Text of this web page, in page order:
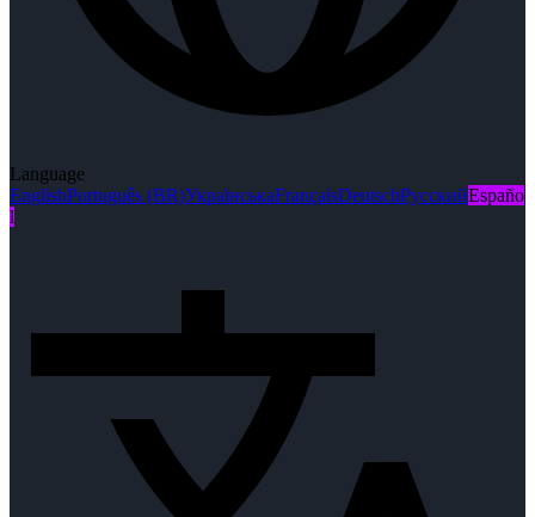
Language
EnglishPortuguês (BR)УкраїнськаFrançaisDeutschРусскийEspaño
l